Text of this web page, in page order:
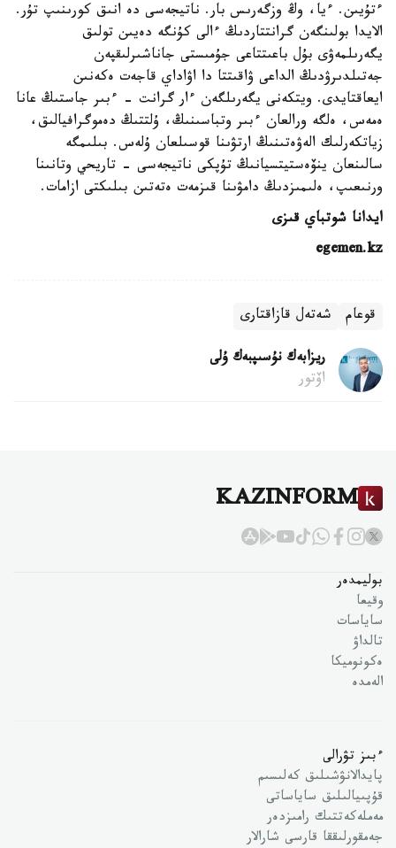
ءتۇيىن. ءيا، وڭ وزگەرىس بار. ناتيجەسى دە انىق كورىنىپ تۇر.
الايدا بولىنگەن گرانتتاردىڭ ءالى كۇنگە دەيىن تولىق
يگەرىلمەۋى بۇل باعىتتاعى جۇمىستى جاناشىرلىقپەن
جەتىلدىرۋدىڭ الداعى ۋاقىتتا دا اۋاداي قاجەت ەكەنىن
ايعاقتايدى. ويتكەنى يگەرىلگەن ءار گرانت - ءبىر جاستىڭ عانا
ەمەس، ەلگە ورالعان ءبىر وتباسىنىڭ، ۇلتتىڭ دەموگرافيالىق،
زياتكەرلىك الەۋەتىنىڭ ارتۋىنا قوسىلعان ۇلەس. بىلىمگە
سالىنعان ينۆەستيتسيانىڭ تۇپكى ناتيجەسى - تاريحي وتانىنا
ورنىعىپ، ەلىمىزدىڭ دامۋىنا قىزمەت ەتەتىن بىلىكتى ازامات.
ايدانا شوتباي قىزى
egemen.kz
قوعام شەتەل قازاقتارى
ريزابەك نۇسىپبەك ۇلى
اۆتور
KAZINFORM
بوليمدەر
وقيعا
ساياسات
تالداۋ
ەكونوميكا
الەمدە
ءبىز تۋرالى
پايدالانۋشىلىق كەلىسىم
قۇپىيالىلىق ساياساتى
مەملەكەتتىك رامىزدەر
جەمقورلىققا قارسى شارالار